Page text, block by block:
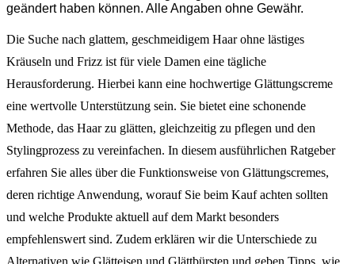
geändert haben können. Alle Angaben ohne Gewähr.
Die Suche nach glattem, geschmeidigem Haar ohne lästiges
Kräuseln und Frizz ist für viele Damen eine tägliche
Herausforderung. Hierbei kann eine hochwertige Glättungscreme
eine wertvolle Unterstützung sein. Sie bietet eine schonende
Methode, das Haar zu glätten, gleichzeitig zu pflegen und den
Stylingprozess zu vereinfachen. In diesem ausführlichen Ratgeber
erfahren Sie alles über die Funktionsweise von Glättungscremes,
deren richtige Anwendung, worauf Sie beim Kauf achten sollten
und welche Produkte aktuell auf dem Markt besonders
empfehlenswert sind. Zudem erklären wir die Unterschiede zu
Alternativen wie Glätteisen und Glättbürsten und geben Tipps, wie